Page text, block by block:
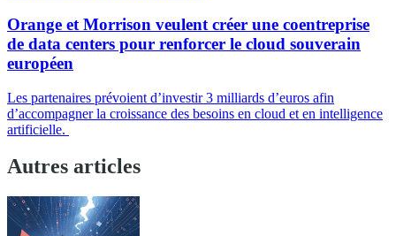
Orange et Morrison veulent créer une coentreprise
de data centers pour renforcer le cloud souverain
européen
Les partenaires prévoient d’investir 3 milliards d’euros afin
d’accompagner la croissance des besoins en cloud et en intelligence
artificielle.
Autres articles